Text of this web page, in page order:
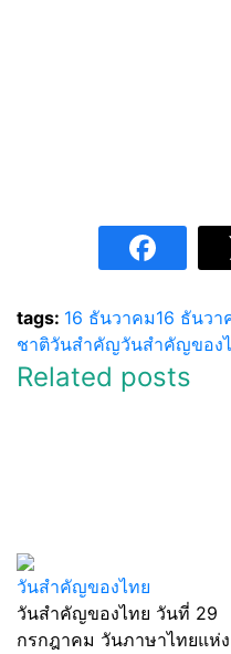
tags: 16 ธันวาคม16 ธันว
ชาติวันสำคัญวันสำคัญของ
Related posts
วันสำคัญของไทย
วันสำคัญของไทย วันที่ 29
กรกฎาคม วันภาษาไทยแห่ง